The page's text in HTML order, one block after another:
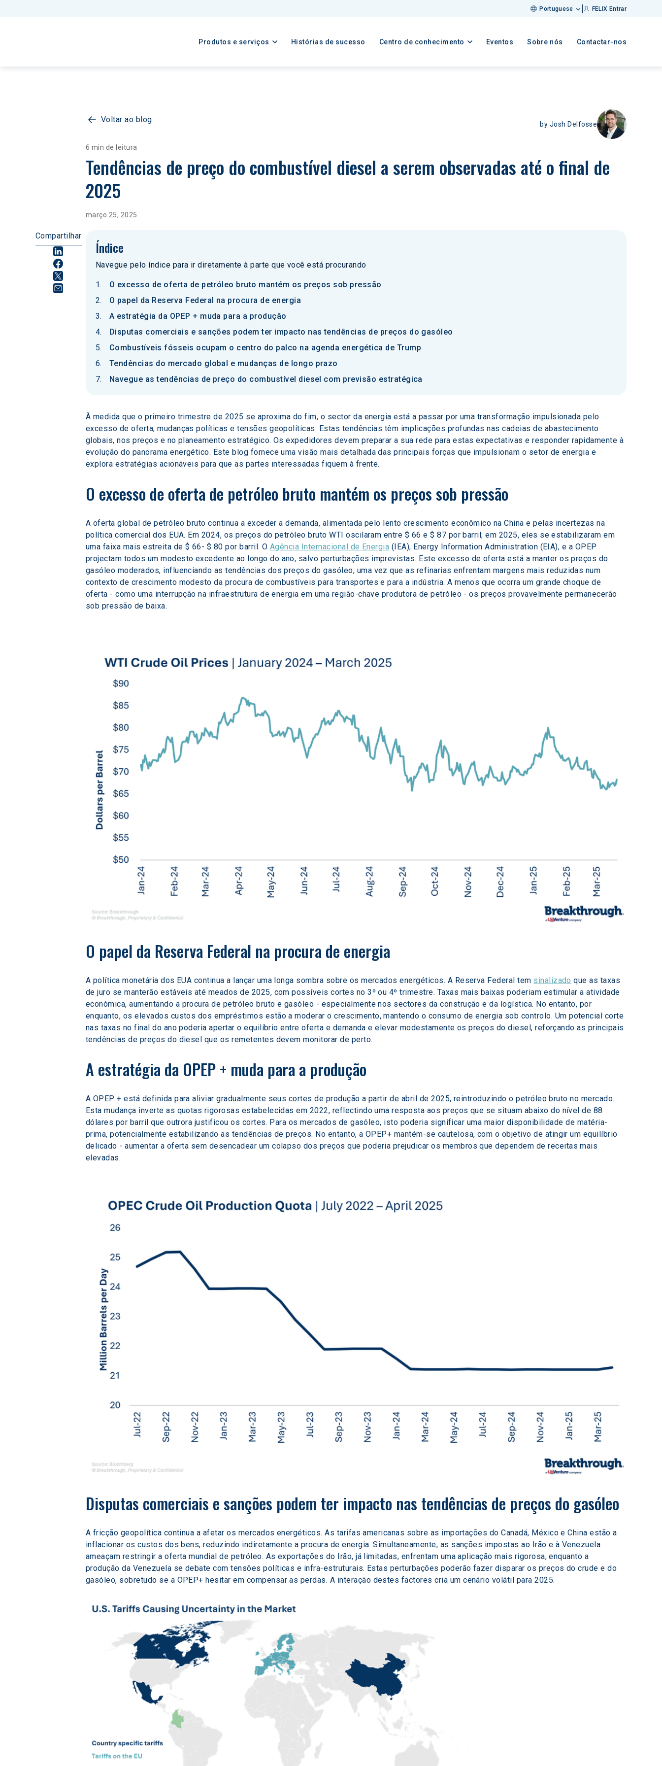
Portuguese FELIX Entrar
Produtos e serviços Histórias de sucesso Centro de conhecimento Eventos Sobre nós Contactar-nos
Voltar ao blog by Josh Delfosse
6 min de leitura
Tendências de preço do combustível diesel a serem observadas até o final de
2025
março 25, 2025
Compartilhar
Índice
Navegue pelo índice para ir diretamente à parte que você está procurando
O excesso de oferta de petróleo bruto mantém os preços sob pressão
O papel da Reserva Federal na procura de energia
A estratégia da OPEP + muda para a produção
Disputas comerciais e sanções podem ter impacto nas tendências de preços do gasóleo
Combustíveis fósseis ocupam o centro do palco na agenda energética de Trump
Tendências do mercado global e mudanças de longo prazo
Navegue as tendências de preço do combustível diesel com previsão estratégica
À medida que o primeiro trimestre de 2025 se aproxima do fim, o sector da energia está a passar por uma transformação impulsionada pelo
excesso de oferta, mudanças políticas e tensões geopolíticas. Estas tendências têm implicações profundas nas cadeias de abastecimento
globais, nos preços e no planeamento estratégico. Os expedidores devem preparar a sua rede para estas expectativas e responder rapidamente à
evolução do panorama energético. Este blog fornece uma visão mais detalhada das principais forças que impulsionam o setor de energia e
explora estratégias acionáveis para que as partes interessadas fiquem à frente.
O excesso de oferta de petróleo bruto mantém os preços sob pressão
A oferta global de petróleo bruto continua a exceder a demanda, alimentada pelo lento crescimento econômico na China e pelas incertezas na
política comercial dos EUA. Em 2024, os preços do petróleo bruto WTI oscilaram entre $ 66 e $ 87 por barril; em 2025, eles se estabilizaram em
uma faixa mais estreita de $ 66- $ 80 por barril. O Agência Internacional de Energia (IEA), Energy Information Administration (EIA), e a OPEP
projectam todos um modesto excedente ao longo do ano, salvo perturbações imprevistas. Este excesso de oferta está a manter os preços do
gasóleo moderados, influenciando as tendências dos preços do gasóleo, uma vez que as refinarias enfrentam margens mais reduzidas num
contexto de crescimento modesto da procura de combustíveis para transportes e para a indústria. A menos que ocorra um grande choque de
oferta - como uma interrupção na infraestrutura de energia em uma região-chave produtora de petróleo - os preços provavelmente permanecerão
sob pressão de baixa.
O papel da Reserva Federal na procura de energia
A política monetária dos EUA continua a lançar uma longa sombra sobre os mercados energéticos. A Reserva Federal tem sinalizado que as taxas
de juro se manterão estáveis até meados de 2025, com possíveis cortes no 3º ou 4º trimestre. Taxas mais baixas poderiam estimular a atividade
económica, aumentando a procura de petróleo bruto e gasóleo - especialmente nos sectores da construção e da logística. No entanto, por
enquanto, os elevados custos dos empréstimos estão a moderar o crescimento, mantendo o consumo de energia sob controlo. Um potencial corte
nas taxas no final do ano poderia apertar o equilíbrio entre oferta e demanda e elevar modestamente os preços do diesel, reforçando as principais
tendências de preços do diesel que os remetentes devem monitorar de perto.
A estratégia da OPEP + muda para a produção
A OPEP + está definida para aliviar gradualmente seus cortes de produção a partir de abril de 2025, reintroduzindo o petróleo bruto no mercado.
Esta mudança inverte as quotas rigorosas estabelecidas em 2022, reflectindo uma resposta aos preços que se situam abaixo do nível de 88
dólares por barril que outrora justificou os cortes. Para os mercados de gasóleo, isto poderia significar uma maior disponibilidade de matéria-
prima, potencialmente estabilizando as tendências de preços. No entanto, a OPEP+ mantém-se cautelosa, com o objetivo de atingir um equilíbrio
delicado - aumentar a oferta sem desencadear um colapso dos preços que poderia prejudicar os membros que dependem de receitas mais
elevadas.
Disputas comerciais e sanções podem ter impacto nas tendências de preços do gasóleo
A fricção geopolítica continua a afetar os mercados energéticos. As tarifas americanas sobre as importações do Canadá, México e China estão a
inflacionar os custos dos bens, reduzindo indiretamente a procura de energia. Simultaneamente, as sanções impostas ao Irão e à Venezuela
ameaçam restringir a oferta mundial de petróleo. As exportações do Irão, já limitadas, enfrentam uma aplicação mais rigorosa, enquanto a
produção da Venezuela se debate com tensões políticas e infra-estruturais. Estas perturbações poderão fazer disparar os preços do crude e do
gasóleo, sobretudo se a OPEP+ hesitar em compensar as perdas. A interação destes factores cria um cenário volátil para 2025.